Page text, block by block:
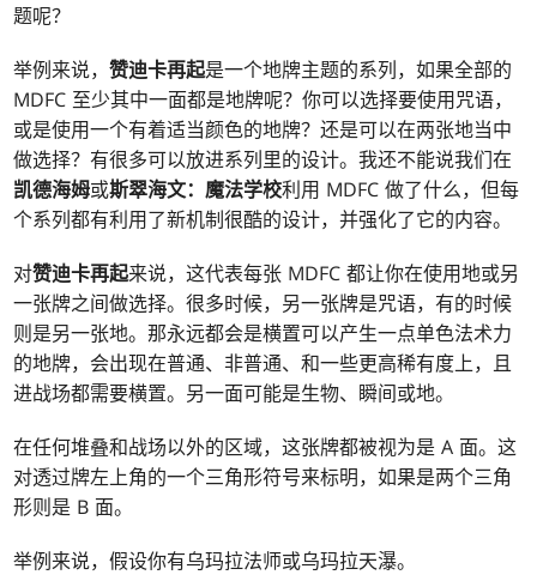
题呢？
举例来说，赞迪卡再起是一个地牌主题的系列，如果全部的
MDFC 至少其中一面都是地牌呢？你可以选择要使用咒语，
或是使用一个有着适当颜色的地牌？还是可以在两张地当中
做选择？有很多可以放进系列里的设计。我还不能说我们在
凯德海姆或斯翠海文：魔法学校利用 MDFC 做了什么，但每
个系列都有利用了新机制很酷的设计，并强化了它的内容。
对赞迪卡再起来说，这代表每张 MDFC 都让你在使用地或另
一张牌之间做选择。很多时候，另一张牌是咒语，有的时候
则是另一张地。那永远都会是横置可以产生一点单色法术力
的地牌，会出现在普通、非普通、和一些更高稀有度上，且
进战场都需要横置。另一面可能是生物、瞬间或地。
在任何堆叠和战场以外的区域，这张牌都被视为是 A 面。这
对透过牌左上角的一个三角形符号来标明，如果是两个三角
形则是 B 面。
举例来说，假设你有乌玛拉法师或乌玛拉天瀑。